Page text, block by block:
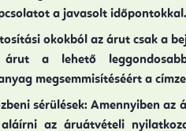
a javasolt időpontokkal.
okokból az árut csak a
a lehető
megsemmisítéséért a
sérülések: Amennyiben az
az áruátvételi